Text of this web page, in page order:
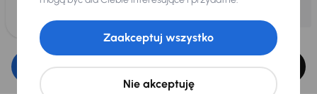
Edytuj filtr
Nie akceptuję
Zaakceptuj wszystko